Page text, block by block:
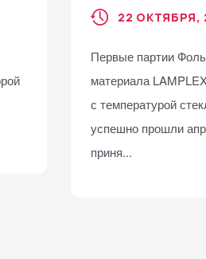
22 ОКТЯБРЯ,
Первые партии
материала
с температурой
успешно прошли
приня...